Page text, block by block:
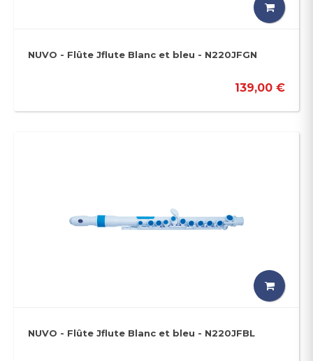
NUVO - Flûte Jflute Blanc et bleu - N220JFGN
139,00 €
NUVO - Flûte Jflute Blanc et bleu - N220JFBL